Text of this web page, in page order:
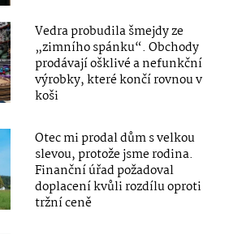
Vedra probudila šmejdy ze
„zimního spánku“. Obchody
prodávají ošklivé a nefunkční
výrobky, které končí rovnou v
koši
Otec mi prodal dům s velkou
slevou, protože jsme rodina.
Finanční úřad požadoval
doplacení kvůli rozdílu oproti
tržní ceně